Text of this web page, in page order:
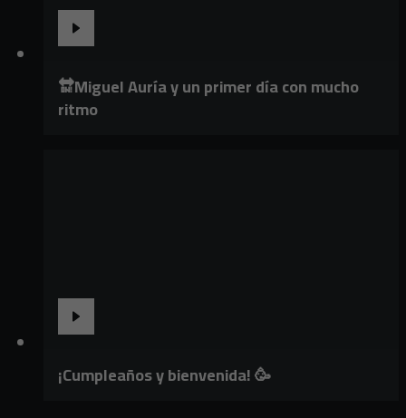
🔛Miguel Auría y un primer día con mucho
ritmo
¡Cumpleaños y bienvenida! 🥳